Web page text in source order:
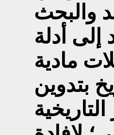
والبحث
إلى أدلة
بتدوين